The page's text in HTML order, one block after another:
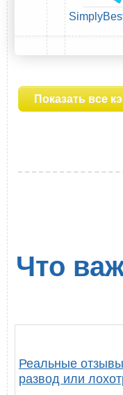
Показать все
Что
Реальные
развод или